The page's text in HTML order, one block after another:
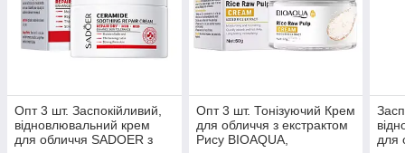
Опт 3 шт. Заспокійливий,
відновлювальний крем
для обличчя SADOER з
Опт 3 шт. Тонізуючий Крем
для обличчя з екстрактом
Рису BIOAQUA,
для